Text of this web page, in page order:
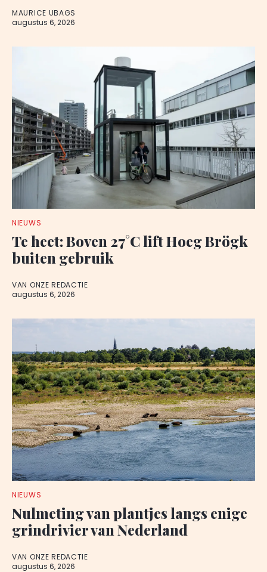
MAURICE UBAGS
augustus 6, 2026
NIEUWS
Te heet: Boven 27°C lift Hoeg Brögk
buiten gebruik
VAN ONZE REDACTIE
augustus 6, 2026
NIEUWS
Nulmeting van plantjes langs enige
grindrivier van Nederland
VAN ONZE REDACTIE
augustus 6, 2026